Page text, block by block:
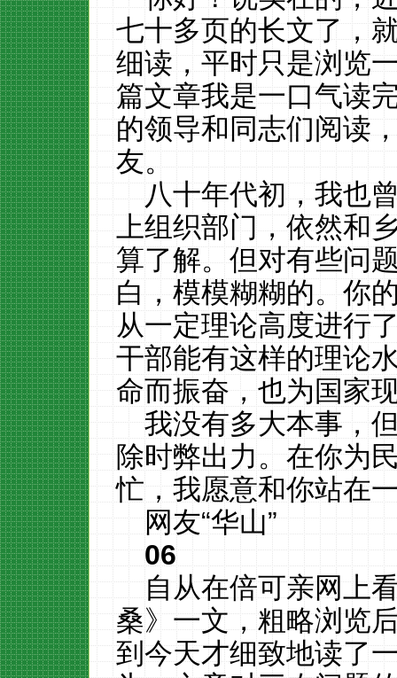
七十多页的长文了，
细读，平时只是浏览
篇文章我是一口气读
的领导和同志们阅读
友。
八十年代初，我也
上组织部门，依然和
算了解。但对有些问
白，模模糊糊的。你
从一定理论高度进行
干部能有这样的理论
命而振奋，也为国家
我没有多大本事，
除时弊出力。在你为
忙，我愿意和你站在
网友“华山”
06
自从在倍可亲网上
桑》一文，粗略浏览
到今天才细致地读了